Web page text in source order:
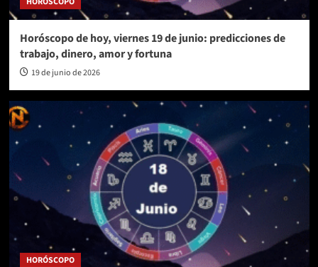
Horóscopo de hoy, viernes 19 de junio: predicciones de
trabajo, dinero, amor y fortuna
19 de junio de 2026
HORÓSCOPO